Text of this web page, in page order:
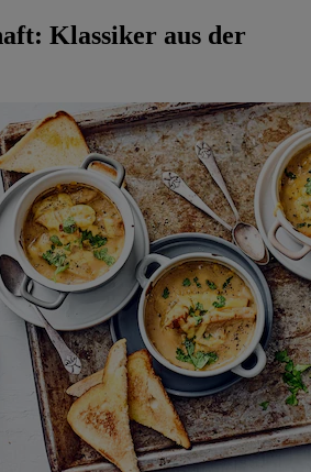
Klassiker aus der